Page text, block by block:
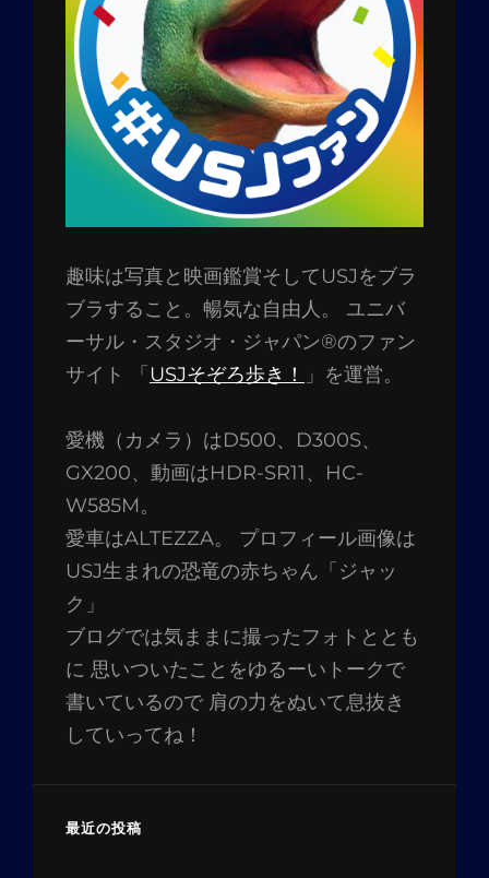
趣味は写真と映画鑑賞そしてUSJをブラ
ブラすること。暢気な自由人。 ユニバ
ーサル・スタジオ・ジャパン®のファン
サイト 「 USJそぞろ歩き！ 」を運営。
愛機（カメラ）はD500、D300S、
GX200、動画はHDR-SR11、HC-
W585M。
愛車はALTEZZA。 プロフィール画像は
USJ生まれの恐竜の赤ちゃん「ジャッ
ク」
ブログでは気ままに撮ったフォトととも
に 思いついたことをゆるーいトークで
書いているので 肩の力をぬいて息抜き
していってね！
最近の投稿